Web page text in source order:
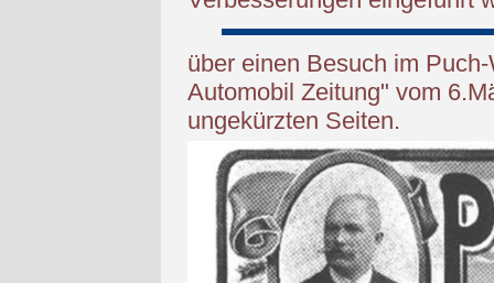
über einen Besuch im
Automobil Zeitung" vom
ungekürzten Seiten.